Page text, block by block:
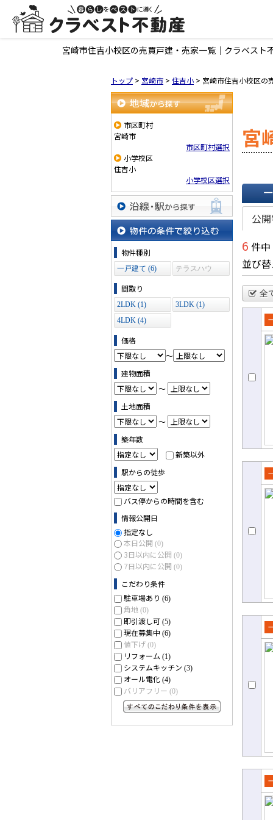
宮崎市住吉小校区の売買戸建・売家一覧｜クラベスト
トップ > 宮崎市 > 住吉小 > 宮崎市住吉小校区の
地域から探す
市区町村
宮崎市
市区町村選択
小学校区
住吉小
小学校区選択
沿線・駅から探す
物件の条件で絞り込む
物件種別
一戸建て (6)
テラスハウ
間取り
2LDK (1)
3LDK (1)
4LDK (4)
価格
～
建物面積
～
土地面積
～
築年数
新築以外
駅からの徒歩
バス停からの時間を含む
情報公開日
指定なし
本日公開 (0)
3日以内に公開 (0)
7日以内に公開 (0)
こだわり条件
駐車場あり (6)
角地 (0)
即引渡し可 (5)
現在募集中 (6)
値下げ (0)
リフォーム (1)
システムキッチン (3)
オール電化 (4)
バリアフリー (0)
宮
一覧
公
6 件
並び
全
て
て
て
て